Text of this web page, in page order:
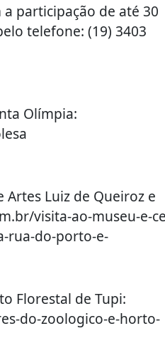
participação de até 30
telefone: (19) 3403
Olímpia:
Artes Luiz de Queiroz e
visita-ao-museu-e-
rua-do-porto-e-
Florestal de Tupi:
do-zoologico-e-horto-